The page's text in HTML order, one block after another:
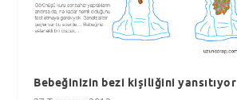
Bebeğinizin bezi kişiliğini yansıtıyor